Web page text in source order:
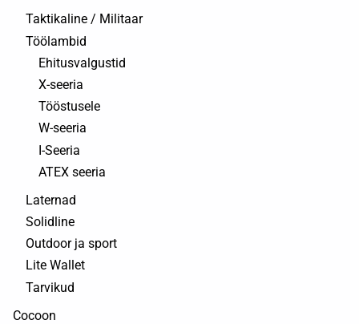
Taktikaline / Militaar
Töölambid
Ehitusvalgustid
X-seeria
Tööstusele
W-seeria
I-Seeria
ATEX seeria
Laternad
Solidline
Outdoor ja sport
Lite Wallet
Tarvikud
Cocoon